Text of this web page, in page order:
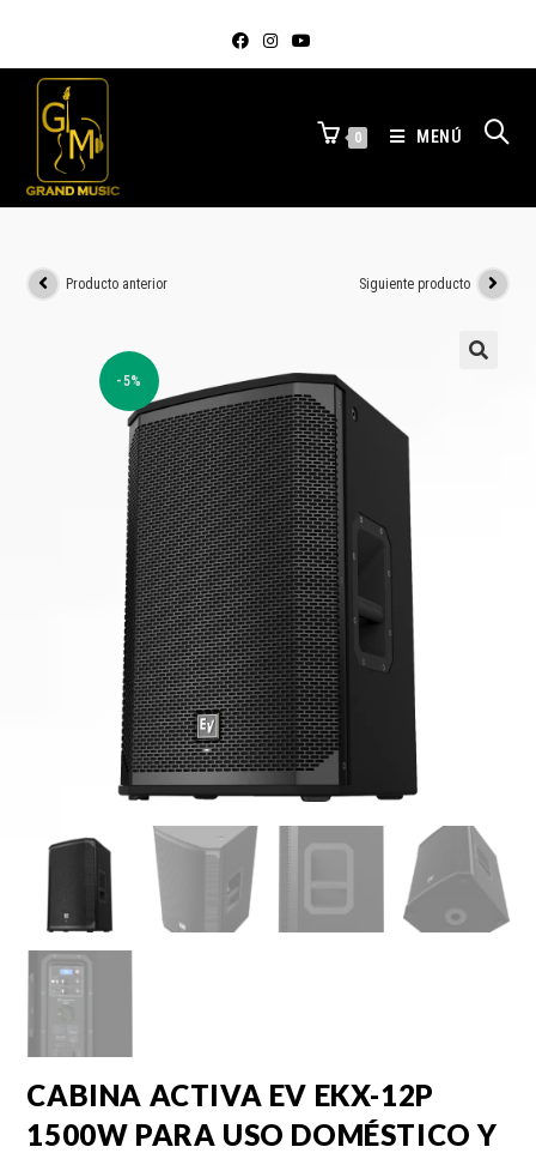
0 MENÚ
-5%
Producto anterior Siguiente producto
CABINA ACTIVA EV EKX-12P
1500W PARA USO DOMÉSTICO Y